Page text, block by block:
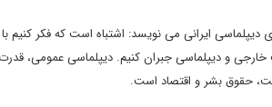
دیپلماسی ایرانی می نویسد: اشتباه است که فکر
خارجی و دیپلماسی جبران کنیم. دیپلماسی عمومی،
حقوق بشر و اقتصاد است.